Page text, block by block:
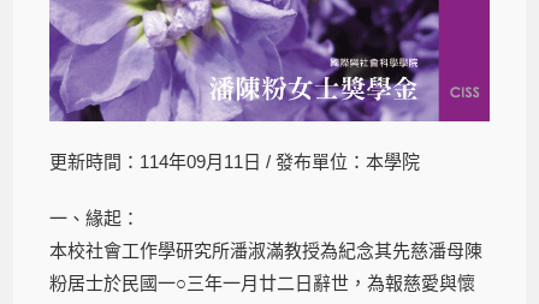
更新時間：114年09月11日 / 發布單位：本學院
一、緣起：
本校社會工作學研究所潘淑滿教授為紀念其先慈潘母陳
粉居士於民國一○三年一月廿二日辭世，為報慈愛與懷